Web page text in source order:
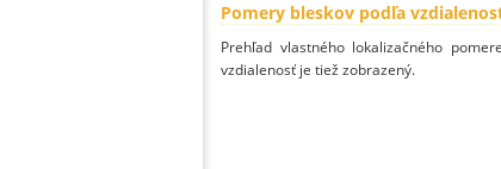
Pomery bleskov podľa
Prehľad vlastného lokalizačného
vzdialenosť je tiež zobrazený.